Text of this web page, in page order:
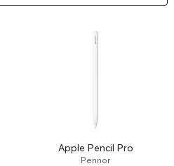
Apple Pencil Pro
Pennor